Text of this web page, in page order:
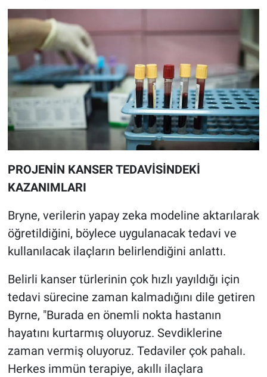
PROJENİN KANSER TEDAVİSİNDEKİ
KAZANIMLARI
Bryne, verilerin yapay zeka modeline aktarılarak
öğretildiğini, böylece uygulanacak tedavi ve
kullanılacak ilaçların belirlendiğini anlattı.
Belirli kanser türlerinin çok hızlı yayıldığı için
tedavi sürecine zaman kalmadığını dile getiren
Byrne, "Burada en önemli nokta hastanın
hayatını kurtarmış oluyoruz. Sevdiklerine
zaman vermiş oluyoruz. Tedaviler çok pahalı.
Herkes immün terapiye, akıllı ilaçlara